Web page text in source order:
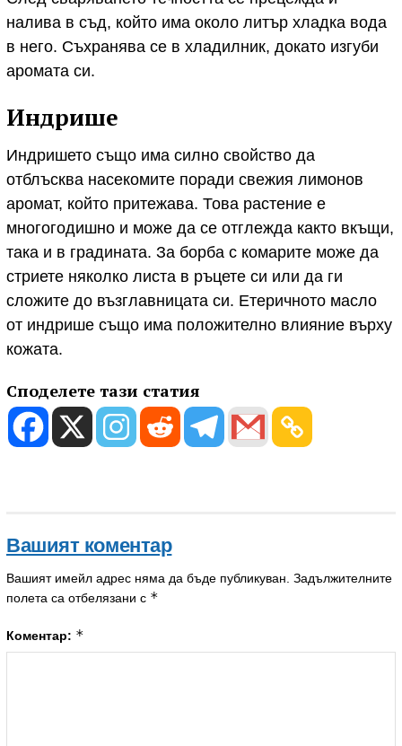
налива в съд, който има около литър хладка вода
в него. Съхранява се в хладилник, докато изгуби
аромата си.
Индрише
Индришето също има силно свойство да
отблъсква насекомите поради свежия лимонов
аромат, който притежава. Това растение е
многогодишно и може да се отглежда както вкъщи,
така и в градината. За борба с комарите може да
стриете няколко листа в ръцете си или да ги
сложите до възглавницата си. Етеричното масло
от индрише също има положително влияние върху
кожата.
Споделете тази статия
Вашият коментар
Вашият имейл адрес няма да бъде публикуван. Задължителните
полета са отбелязани с *
Коментар: *